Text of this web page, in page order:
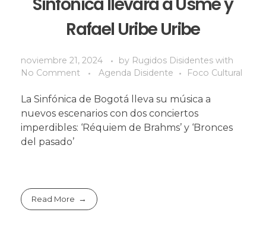
Rafael Uribe Uribe
noviembre 21, 2024 by Rugidos Disidentes with
No Comment
Agenda Disidente Foco Cultural
La Sinfónica de Bogotá lleva su música a
nuevos escenarios con dos conciertos
imperdibles: ‘Réquiem de Brahms’ y ‘Bronces
del pasado’
Read More